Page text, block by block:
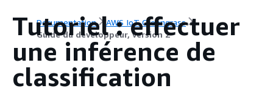
Documentation
AWS IoT Greengrass
Guide du développeur, version 2
Tutoriel : effectuer
une inférence de
classification